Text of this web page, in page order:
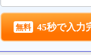
45秒で入力